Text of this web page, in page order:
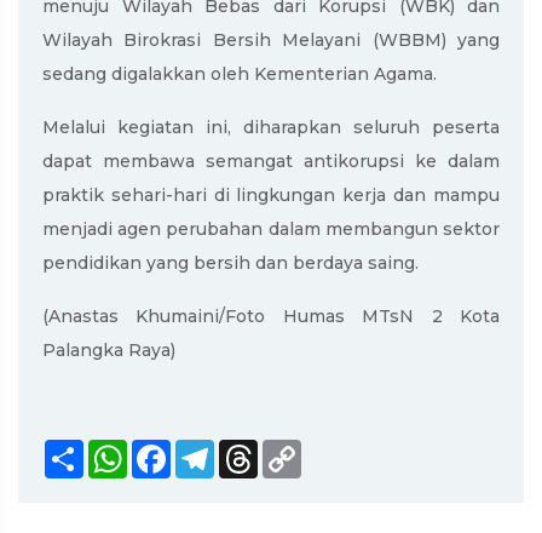
menuju Wilayah Bebas dari Korupsi (WBK) dan
Wilayah Birokrasi Bersih Melayani (WBBM) yang
sedang digalakkan oleh Kementerian Agama.
Melalui kegiatan ini, diharapkan seluruh peserta
dapat membawa semangat antikorupsi ke dalam
praktik sehari-hari di lingkungan kerja dan mampu
menjadi agen perubahan dalam membangun sektor
pendidikan yang bersih dan berdaya saing.
(Anastas Khumaini/Foto Humas MTsN 2 Kota
Palangka Raya)
ShareWhatsApp
FacebookTelegram
Threads